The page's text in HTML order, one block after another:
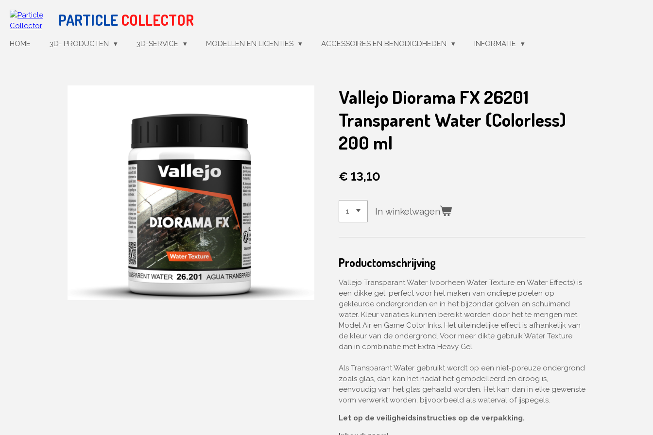
Ga
direct
naar
de
PARTICLE COLLECTOR
HOME 3D- PRODUCTEN 3D-SERVICE MODELLEN EN LICENTIES ACCESSOIRES EN BENODIGDHEDEN INFORMATIE
Vallejo Diorama FX 26201
Transparent Water (Colorless)
200 ml
€ 13,10
In winkelwagen
Productomschrijving
Vallejo Transparant Water (voorheen Water Texture en Water Effects) is
een dikke gel, perfect voor het maken van ondiepe poelen op
gekleurde ondergronden en in het bijzonder golven en schuimend
water. Kleur variaties kunnen bereikt worden door het te mengen met
Model Air en Game Color Inks. Het uiteindelijke effect is afhankelijk van
de kleur van de ondergrond. Voor meer dikte gebruik Water Texture
dan in combinatie met Extra Heavy Gel.
Als Transparant Water gebruikt wordt op een niet-poreuze ondergrond
zoals glas, dan kan het nadat het gemodelleerd en droog is,
eenvoudig van het glas gehaald worden. Het kan dan in elke gewenste
vorm verwerkt worden, bijvoorbeeld als waterval of ijspegels.
Let op de veiligheidsinstructies op de verpakking.